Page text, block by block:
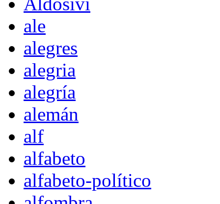
ale
alegres
alegria
alegría
alemán
alf
alfabeto
alfabeto-político